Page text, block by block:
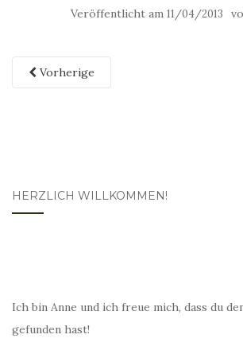
Veröffentlicht am 11/04/2013
Vorherige
HERZLICH WILLKOMMEN!
Ich bin Anne und ich freue mich, dass du
gefunden hast!